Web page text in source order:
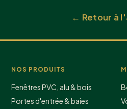
← Retour à
NOS PRODUITS
Fenêtres PVC, alu & bois
Portes d'entrée & baies